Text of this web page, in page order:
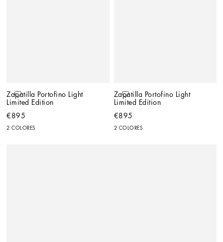
Zapatilla Portofino Light
Limited Edition
€895
2 COLORES
Zapatilla Portofino Light
Limited Edition
€895
2 COLORES